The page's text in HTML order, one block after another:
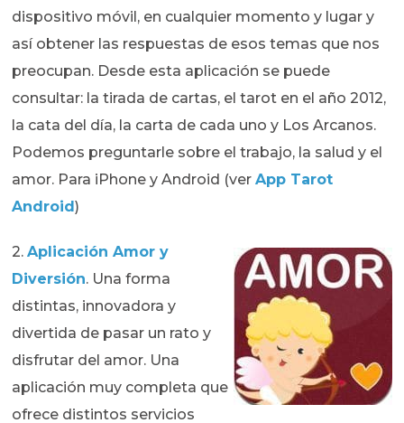
dispositivo móvil, en cualquier momento y lugar y
así obtener las respuestas de esos temas que nos
preocupan. Desde esta aplicación se puede
consultar: la tirada de cartas, el tarot en el año 2012,
la cata del día, la carta de cada uno y Los Arcanos.
Podemos preguntarle sobre el trabajo, la salud y el
amor. Para iPhone y Android (verApp Tarot
Android)
2.Aplicación Amor y
Diversión. Una forma
distintas, innovadora y
divertida de pasar un rato y
disfrutar del amor. Una
aplicación muy completa que
ofrece distintos servicios